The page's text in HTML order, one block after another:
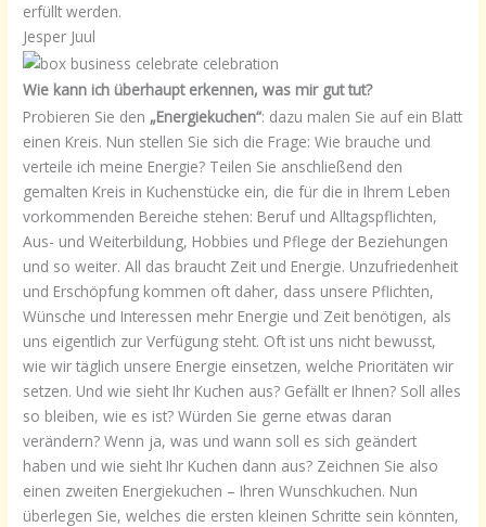
erfüllt werden.
Jesper Juul
Wie kann ich überhaupt erkennen, was mir gut tut?
Probieren Sie den „Energiekuchen“: dazu malen Sie auf ein Blatt
einen Kreis. Nun stellen Sie sich die Frage: Wie brauche und
verteile ich meine Energie? Teilen Sie anschließend den
gemalten Kreis in Kuchenstücke ein, die für die in Ihrem Leben
vorkommenden Bereiche stehen: Beruf und Alltagspflichten,
Aus- und Weiterbildung, Hobbies und Pflege der Beziehungen
und so weiter. All das braucht Zeit und Energie. Unzufriedenheit
und Erschöpfung kommen oft daher, dass unsere Pflichten,
Wünsche und Interessen mehr Energie und Zeit benötigen, als
uns eigentlich zur Verfügung steht. Oft ist uns nicht bewusst,
wie wir täglich unsere Energie einsetzen, welche Prioritäten wir
setzen. Und wie sieht Ihr Kuchen aus? Gefällt er Ihnen? Soll alles
so bleiben, wie es ist? Würden Sie gerne etwas daran
verändern? Wenn ja, was und wann soll es sich geändert
haben und wie sieht Ihr Kuchen dann aus? Zeichnen Sie also
einen zweiten Energiekuchen – Ihren Wunschkuchen. Nun
überlegen Sie, welches die ersten kleinen Schritte sein könnten,